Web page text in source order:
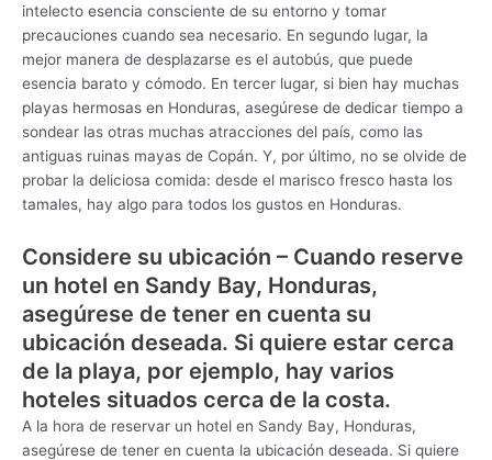
intelecto esencia consciente de su entorno y tomar
precauciones cuando sea necesario. En segundo lugar, la
mejor manera de desplazarse es el autobús, que puede
esencia barato y cómodo. En tercer lugar, si bien hay muchas
playas hermosas en Honduras, asegúrese de dedicar tiempo a
sondear las otras muchas atracciones del país, como las
antiguas ruinas mayas de Copán. Y, por último, no se olvide de
probar la deliciosa comida: desde el marisco fresco hasta los
tamales, hay algo para todos los gustos en Honduras.
Considere su ubicación – Cuando reserve
un hotel en Sandy Bay, Honduras,
asegúrese de tener en cuenta su
ubicación deseada. Si quiere estar cerca
de la playa, por ejemplo, hay varios
hoteles situados cerca de la costa.
A la hora de reservar un hotel en Sandy Bay, Honduras,
asegúrese de tener en cuenta la ubicación deseada. Si quiere